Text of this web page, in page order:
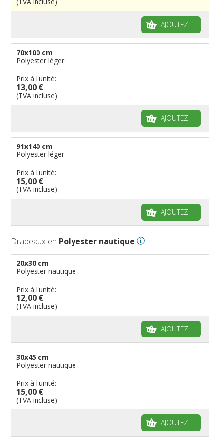
Cantons suisses
Drapeaux publicitaires
Drapeaux groupes ethniques & nations non
Drapeaux à voile et à goutte
Drapeaux pirates
Drapeaux de table
AJOUTEZ
70x100 cm
Polyester léger
Prix à l'unité:
13,00 €
(TVA incluse)
AJOUTEZ
91x140 cm
Polyester léger
Prix à l'unité:
15,00 €
(TVA incluse)
AJOUTEZ
Drapeaux en Polyester nautique
20x30 cm
Polyester nautique
Prix à l'unité:
12,00 €
(TVA incluse)
AJOUTEZ
30x45 cm
Polyester nautique
Prix à l'unité:
15,00 €
(TVA incluse)
AJOUTEZ